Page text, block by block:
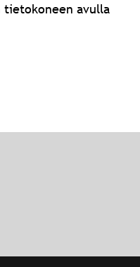
tietokoneen avulla